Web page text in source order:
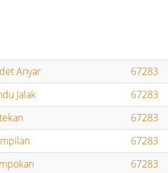
Anyar
67283
Jalak
67283
67283
67283
67283